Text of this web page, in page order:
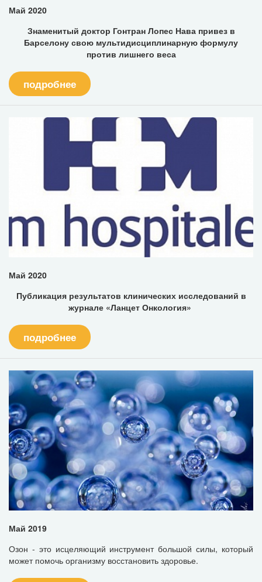
Май 2020
Знаменитый доктор Гонтран Лопес Нава привез в
Барселону свою мультидисциплинарную формулу
против лишнего веса
подробнее
Май 2020
Публикация результатов клинических исследований в
журнале «Ланцет Онкология»
подробнее
Май 2019
Озон - это исцеляющий инструмент большой силы, который
может помочь организму восстановить здоровье.